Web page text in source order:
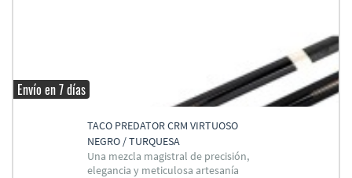
Envío en 7 días
TACO PREDATOR CRM VIRTUOSO
NEGRO / TURQUESA
Una mezcla magistral de precisión,
elegancia y meticulosa artesanía